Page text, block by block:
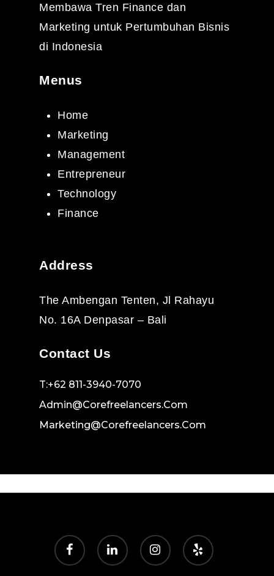
Membawa Tren Finance dan
Marketing untuk Pertumbuhan Bisnis
di Indonesia
Menus
Home
Marketing
Management
Entrepreneur
Technology
Finance
Address
The Ambengan Tenten, Jl Rahayu
No. 16A Denpasar – Bali
Contact Us
T:+62 811-3940-7070
Admin@corefreelancers.com
Marketing@corefreelancers.com
facebook linkedin instagram yelp